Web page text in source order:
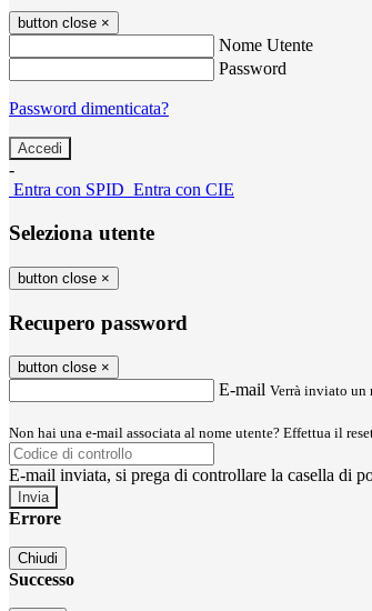
button close ×
Nome Utente
Password
Password dimenticata?
-
Entra con SPID Entra con CIE
Seleziona utente
button close ×
Recupero password
button close ×
E-mail Verrà inviato un
Non hai una e-mail associata al nome utente? Effettua il
E-mail inviata, si prega di controllare la casella di
Errore
Chiudi
Successo